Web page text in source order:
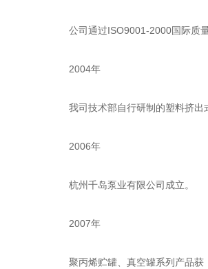
公司通过ISO9001-2000国际质量
2004年
我司技术部自行研制的塑料挤出式
2006年
杭州千岛泵业有限公司成立。
2007年
聚丙烯贮罐、真空罐系列产品获